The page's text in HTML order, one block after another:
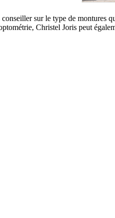
sur le type de montures
Christel Joris peut